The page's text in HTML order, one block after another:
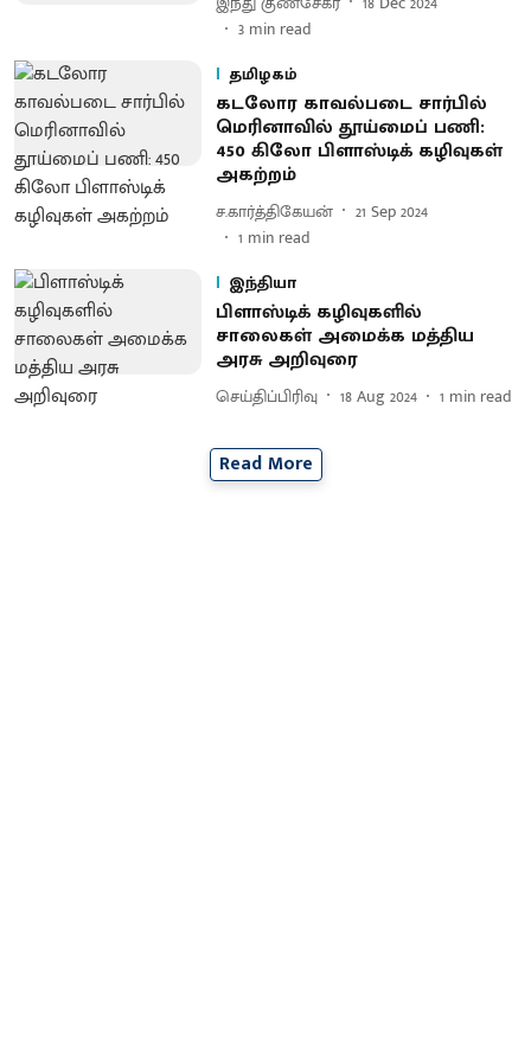
3 min read
தமிழகம்
கடலோர காவல்படை சார்பில்
மெரினாவில் தூய்மைப் பணி:
450 கிலோ பிளாஸ்டிக் கழிவுகள்
அகற்றம்
ச.கார்த்திகேயன்
21 Sep 2024
1 min read
இந்தியா
பிளாஸ்டிக் கழிவுகளில்
சாலைகள் அமைக்க மத்திய
அரசு அறிவுரை
செய்திப்பிரிவு 18 Aug 2024 1 min read
Read More